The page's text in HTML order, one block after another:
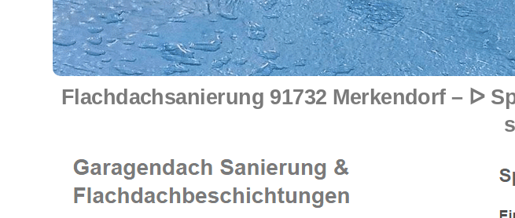
Flachdachsanierung 91732 Merkendorf – ᐅ